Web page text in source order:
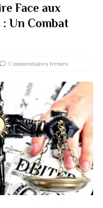
Face aux
Un Combat
Commentaires fermés